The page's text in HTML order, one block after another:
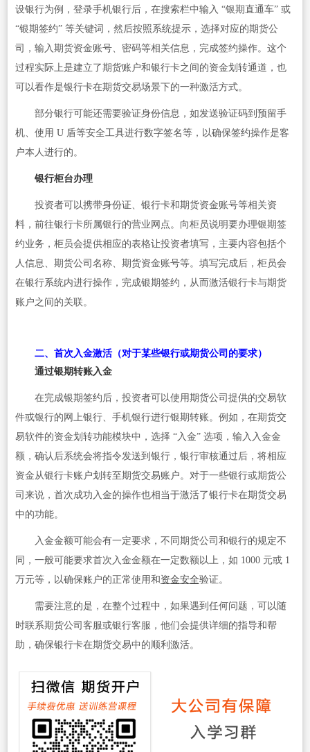
设银行为例，登录手机银行后，在搜索栏中输入 “银期直通车” 或
“银期签约” 等关键词，然后按照系统提示，选择对应的期货公
司，输入期货资金账号、密码等相关信息，完成签约操作。这个
过程实际上是建立了期货账户和银行卡之间的资金划转通道，也
可以看作是银行卡在期货交易场景下的一种激活方式。
部分银行可能还需要验证身份信息，如发送验证码到预留手
机、使用 U 盾等安全工具进行数字签名等，以确保签约操作是客
户本人进行的。
银行柜台办理
投资者可以携带身份证、银行卡和期货资金账号等相关资
料，前往银行卡所属银行的营业网点。向柜员说明要办理银期签
约业务，柜员会提供相应的表格让投资者填写，主要内容包括个
人信息、期货公司名称、期货资金账号等。填写完成后，柜员会
在银行系统内进行操作，完成银期签约，从而激活银行卡与期货
账户之间的关联。
二、首次入金激活（对于某些银行或期货公司的要求）
通过银期转账入金
在完成银期签约后，投资者可以使用期货公司提供的交易软
件或银行的网上银行、手机银行进行银期转账。例如，在期货交
易软件的资金划转功能模块中，选择 “入金” 选项，输入入金金
额，确认后系统会将指令发送到银行，银行审核通过后，将相应
资金从银行卡账户划转至期货交易账户。对于一些银行或期货公
司来说，首次成功入金的操作也相当于激活了银行卡在期货交易
中的功能。
入金金额可能会有一定要求，不同期货公司和银行的规定不
同，一般可能要求首次入金金额在一定数额以上，如 1000 元或 1
万元等，以确保账户的正常使用和资金安全验证。
需要注意的是，在整个过程中，如果遇到任何问题，可以随
时联系期货公司客服或银行客服，他们会提供详细的指导和帮
助，确保银行卡在期货交易中的顺利激活。